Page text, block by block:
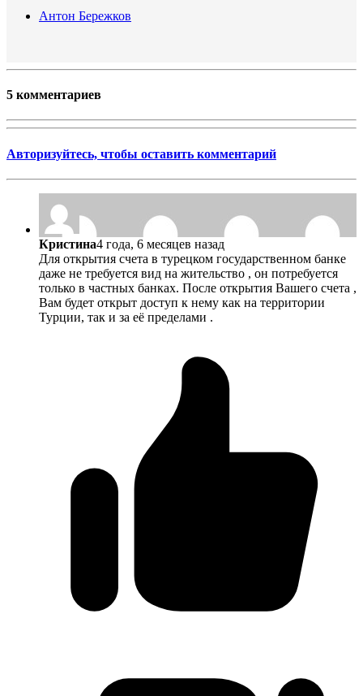
Антон Бережков
5 комментариев
Авторизуйтесь, чтобы оставить комментарий
Кристина4 года, 6 месяцев назад
Для открытия счета в турецком государственном банке
даже не требуется вид на жительство , он потребуется
только в частных банках. После открытия Вашего счета ,
Вам будет открыт доступ к нему как на территории
Турции, так и за её пределами .